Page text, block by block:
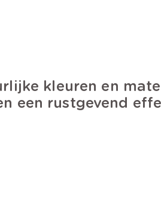
kleuren en
een rustgevend